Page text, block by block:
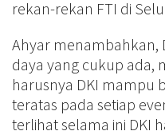
rekan-rekan FTI di
Ahyar menambahkan,
daya yang cukup ada,
harusnya DKI mampu
teratas pada setiap
terlihat selama ini DKI